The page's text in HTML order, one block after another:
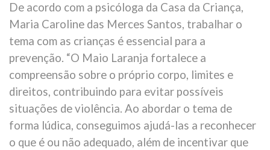
De acordo com a psicóloga da Casa da Criança,
Maria Caroline das Merces Santos, trabalhar o
tema com as crianças é essencial para a
prevenção. “O Maio Laranja fortalece a
compreensão sobre o próprio corpo, limites e
direitos, contribuindo para evitar possíveis
situações de violência. Ao abordar o tema de
forma lúdica, conseguimos ajudá-las a reconhecer
o que é ou não adequado, além de incentivar que